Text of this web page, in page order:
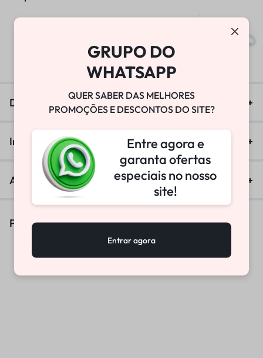
25.800,00
Descrição
Informação adicional
Avaliações (0)
Produtos Similares
GRUPO DO
WHATSAPP
QUER SABER DAS MELHORES
PROMOÇÕES E DESCONTOS DO SITE?
Entre agora e
garanta ofertas
especiais no nosso
site!
Entrar agora